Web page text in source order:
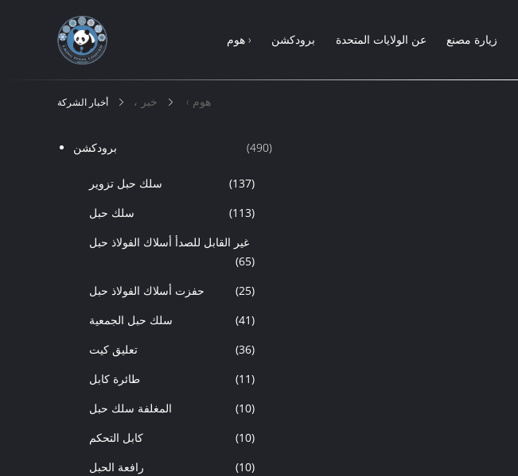
هوم › برودكشن عن الولايات المتحدة زيارة مصنع
هوم › خبر ، أخبار الشركة
برودكشن (490)
سلك حبل تزوير
(137)
سلك حبل
(113)
غير القابل للصدأ أسلاك الفولاذ حبل
(65)
حفزت أسلاك الفولاذ حبل
(25)
سلك حبل الجمعية
(41)
تعليق كيت
(36)
طائرة كابل
(11)
المغلفة سلك حبل
(10)
كابل التحكم
(10)
رافعة الحبل
(10)